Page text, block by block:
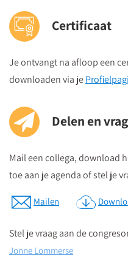
Certificaat
Je ontvangt na afloop een
downloaden via je
Delen en
Mail een collega, download
toe aan je agenda of stel je
Mailen
Stel je vraag aan de
Jonne Lommerse